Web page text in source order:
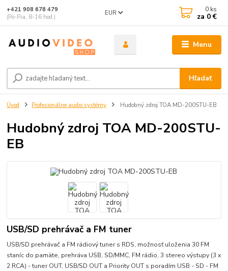
Menu
EUR
Hľadať
+421 908 678 479
(Po-Pia, 8-16 hod.)
0 ks
za 0 €
Úvod Profesionálne audio systémy Hudobný zdroj TOA MD-200STU-EB
Hudobný zdroj TOA MD-200STU-
EB
USB/SD prehrávač a FM tuner
USB/SD prehrávač a FM rádiový tuner s RDS, možnosť uloženia 30 FM
staníc do pamäte, prehráva USB, SD/MMC, FM rádio, 3 stereo výstupy (3 x
2 RCA) - tuner OUT, USB/SD OUT a Priority OUT s poradím USB - SD - FM